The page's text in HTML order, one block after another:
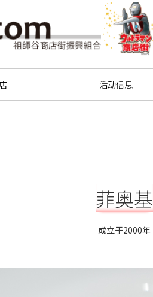
活动信息
菲奥基
成立于2000年